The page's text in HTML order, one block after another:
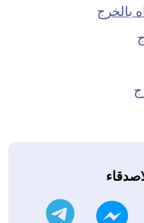
بالخرج
تويتر ماسنجر